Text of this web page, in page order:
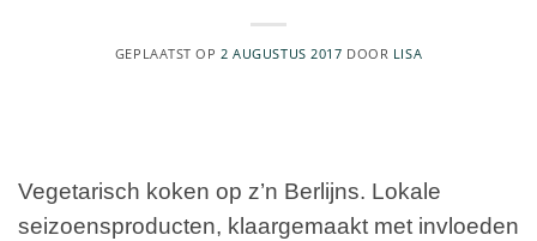
GEPLAATST OP 2 AUGUSTUS 2017 DOOR LISA
Vegetarisch koken op z’n Berlijns. Lokale
seizoensproducten, klaargemaakt met invloeden